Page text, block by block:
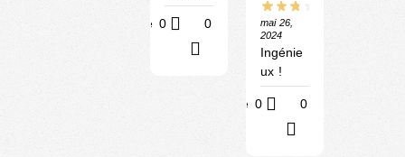
Utile 0 0
mai 26,
2024
Ingénie
ux !
Utile 0 0